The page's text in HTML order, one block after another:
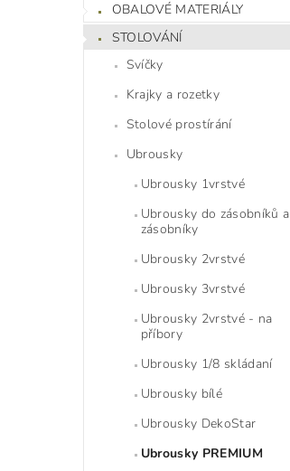
OBALOVÉ MATERIÁLY
STOLOVÁNÍ
Svíčky
Krajky a rozetky
Stolové prostírání
Ubrousky
Ubrousky 1vrstvé
Ubrousky do zásobníků a
zásobníky
Ubrousky 2vrstvé
Ubrousky 3vrstvé
Ubrousky 2vrstvé - na
příbory
Ubrousky 1/8 skládaní
Ubrousky bílé
Ubrousky DekoStar
Ubrousky PREMIUM